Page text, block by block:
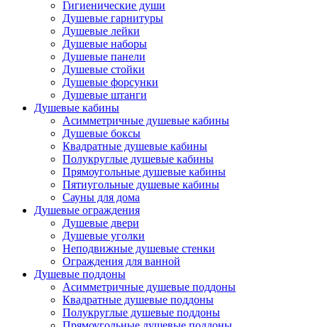
Гигиенические души
Душевые гарнитуры
Душевые лейки
Душевые наборы
Душевые панели
Душевые стойки
Душевые форсунки
Душевые штанги
Душевые кабины
Асимметричные душевые кабины
Душевые боксы
Квадратные душевые кабины
Полукруглые душевые кабины
Прямоугольные душевые кабины
Пятиугольные душевые кабины
Сауны для дома
Душевые ограждения
Душевые двери
Душевые уголки
Неподвижные душевые стенки
Ограждения для ванной
Душевые поддоны
Асимметричные душевые поддоны
Квадратные душевые поддоны
Полукруглые душевые поддоны